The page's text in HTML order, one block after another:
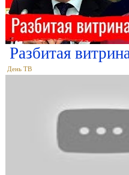
Разбитая
День ТВ